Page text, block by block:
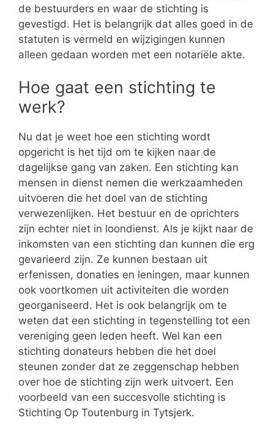
de bestuurders en waar de stichting is
gevestigd. Het is belangrijk dat alles goed in de
statuten is vermeld en wijzigingen kunnen
alleen gedaan worden met een notariële akte.
Hoe gaat een stichting te
werk?
Nu dat je weet hoe een stichting wordt
opgericht is het tijd om te kijken naar de
dagelijkse gang van zaken. Een stichting kan
mensen in dienst nemen die werkzaamheden
uitvoeren die het doel van de stichting
verwezenlijken. Het bestuur en de oprichters
zijn echter niet in loondienst. Als je kijkt naar de
inkomsten van een stichting dan kunnen die erg
gevarieerd zijn. Ze kunnen bestaan uit
erfenissen, donaties en leningen, maar kunnen
ook voortkomen uit activiteiten die worden
georganiseerd. Het is ook belangrijk om te
weten dat een stichting in tegenstelling tot een
vereniging geen leden heeft. Wel kan een
stichting donateurs hebben die het doel
steunen zonder dat ze zeggenschap hebben
over hoe de stichting zijn werk uitvoert. Een
voorbeeld van een succesvolle stichting is
Stichting Op Toutenburg in Tytsjerk.